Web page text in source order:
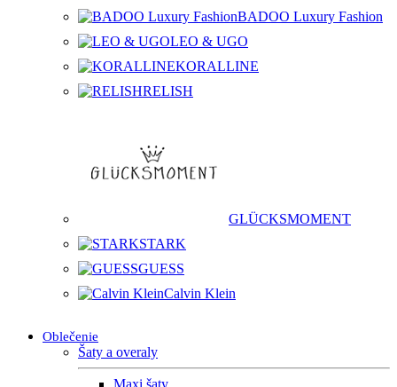
BADOO Luxury Fashion
LEO & UGO
KORALLINE
RELISH
GLÜCKSMOMENT
STARK
GUESS
Calvin Klein
Oblečenie
Šaty a overaly
Maxi šaty